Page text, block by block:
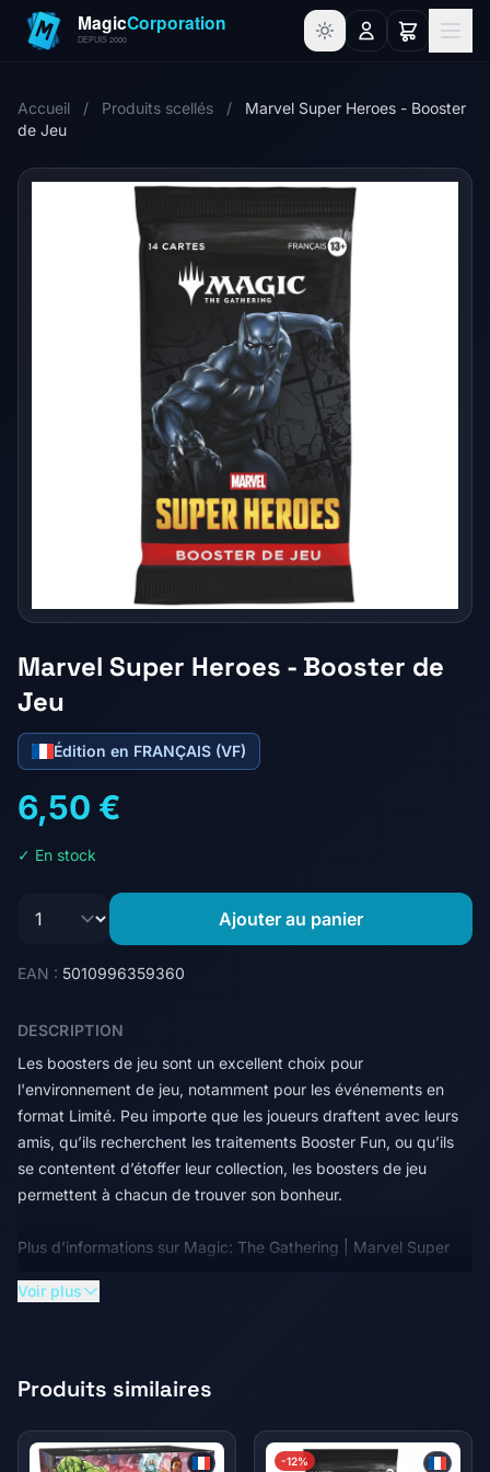
Accueil / Produits scellés /
Marvel Super Heroes - Booster
de Jeu
Marvel Super Heroes - Booster de
Jeu
Édition en FRANÇAIS (VF)
6,50 €
✓ En stock
Ajouter au panier
EAN : 5010996359360
DESCRIPTION
Les boosters de jeu sont un excellent choix pour
l'environnement de jeu, notamment pour les événements en
format Limité. Peu importe que les joueurs draftent avec leurs
amis, qu’ils recherchent les traitements Booster Fun, ou qu’ils
se contentent d’étoffer leur collection, les boosters de jeu
permettent à chacun de trouver son bonheur.
Plus d’informations sur Magic: The Gathering | Marvel Super
le destin du monde est en jeu. Rassemblez l'équipe de super-
équipement emblématique, avant d'utiliser leurs redoutables
capacités. Envolez-vous, frappez et fracassez pour remporter
Voir plus
Produits similaires
-12%